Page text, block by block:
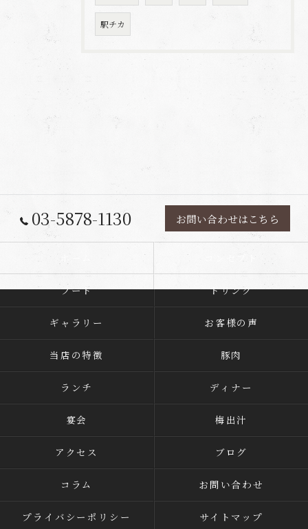
駅チカ
03-5878-1130 お問い合わせはこちら
コンセプト
フード ドリンク
ギャラリー お客様の声
当店の特徴 豚肉
ランチ ディナー
宴会 梅出汁
アクセス ブログ
コラム お問い合わせ
プライバシーポリシー サイトマップ